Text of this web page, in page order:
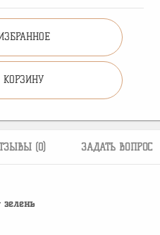
КОРЗИНУ
(0) ЗАДАТЬ ВОПРОС
зелень